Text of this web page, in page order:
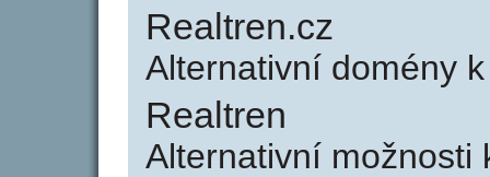
Realtren.cz
Alternativní domény
Realtren
Alternativní možnosti